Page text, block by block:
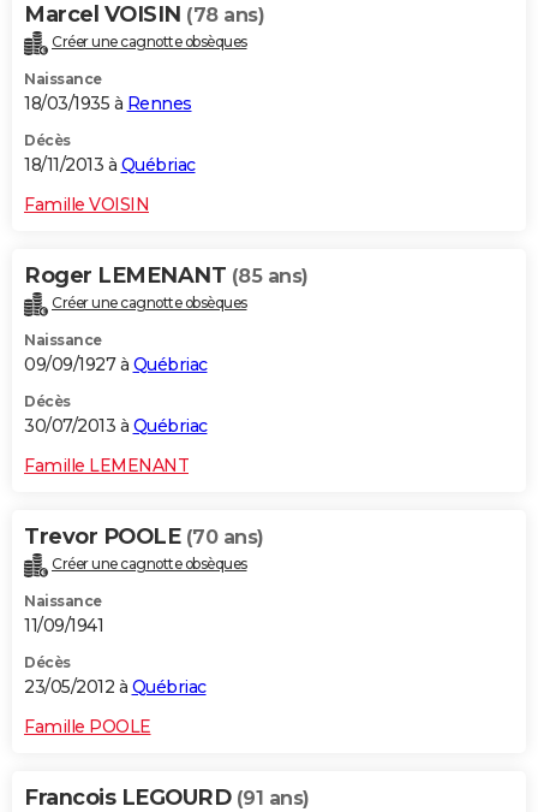
Marcel VOISIN (78 ans)
Créer une cagnotte obsèques
Naissance
18/03/1935 à Rennes
Décès
18/11/2013 à Québriac
Famille VOISIN
Roger LEMENANT (85 ans)
Créer une cagnotte obsèques
Naissance
09/09/1927 à Québriac
Décès
30/07/2013 à Québriac
Famille LEMENANT
Trevor POOLE (70 ans)
Créer une cagnotte obsèques
Naissance
11/09/1941
Décès
23/05/2012 à Québriac
Famille POOLE
Francois LEGOURD (91 ans)